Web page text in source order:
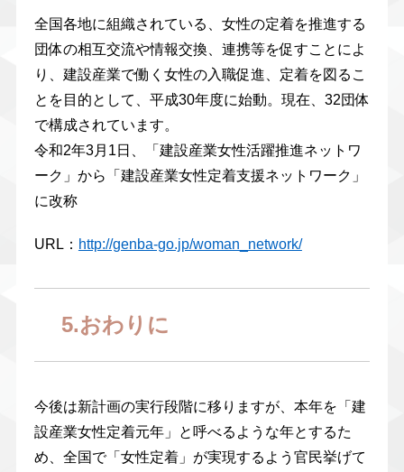
全国各地に組織されている、女性の定着を推進する
団体の相互交流や情報交換、連携等を促すことによ
り、建設産業で働く女性の入職促進、定着を図るこ
とを目的として、平成30年度に始動。現在、32団体
で構成されています。
令和2年3月1日、「建設産業女性活躍推進ネットワ
ーク」から「建設産業女性定着支援ネットワーク」
に改称
URL： http://genba-go.jp/woman_network/
5.おわりに
今後は新計画の実行段階に移りますが、本年を「建
設産業女性定着元年」と呼べるような年とするた
め、全国で「女性定着」が実現するよう官民挙げて